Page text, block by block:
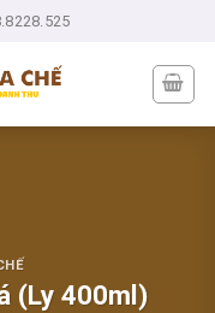
(Ly 400ml)